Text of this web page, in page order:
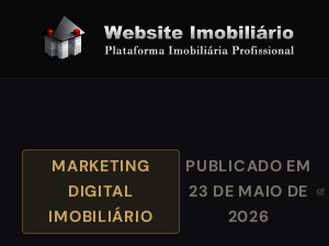
MARKETING
DIGITAL
IMOBILIÁRIO
PUBLICADO EM
23 DE MAIO DE
2026